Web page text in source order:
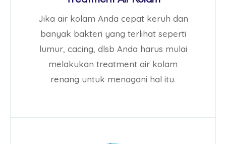
Jika air kolam Anda cepat keruh dan
banyak bakteri yang terlihat seperti
lumur, cacing, dlsb Anda harus mulai
melakukan treatment air kolam
renang untuk menagani hal itu.